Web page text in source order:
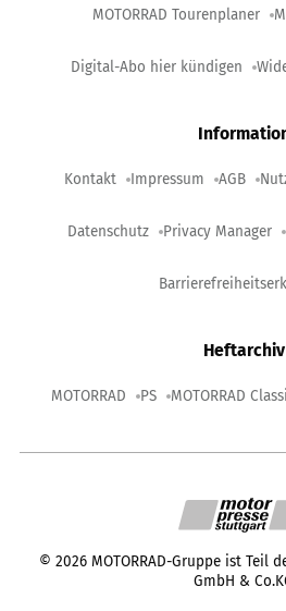
MOTORRAD Tourenplaner
Digital-Abo hier kündigen
Kontakt Impressum AGB
Datenschutz Privacy Manager
Heftarchiv
MOTORRAD PS MOTORRAD
© 2026 MOTORRAD-Gruppe ist Teil
GmbH &